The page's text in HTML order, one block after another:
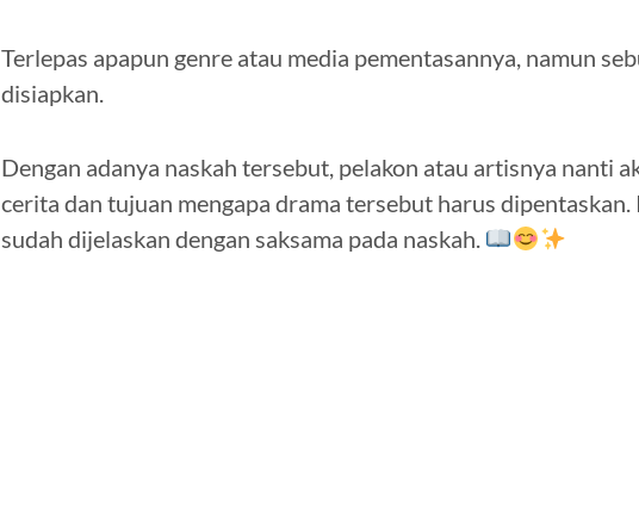
Terlepas apapun genre atau media pementasannya, namun
disiapkan.
Dengan adanya naskah tersebut, pelakon atau artisnya nanti
cerita dan tujuan mengapa drama tersebut harus
sudah dijelaskan dengan saksama pada naskah.